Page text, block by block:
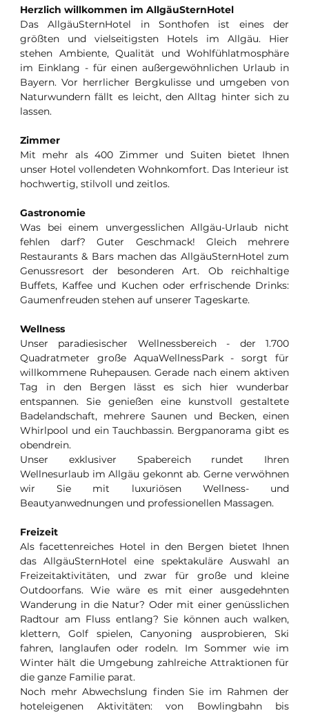
Herzlich willkommen im AllgäuSternHotel
Das AllgäuSternHotel in Sonthofen ist eines der
größten und vielseitigsten Hotels im Allgäu. Hier
stehen Ambiente, Qualität und Wohlfühlatmosphäre
im Einklang - für einen außergewöhnlichen Urlaub in
Bayern. Vor herrlicher Bergkulisse und umgeben von
Naturwundern fällt es leicht, den Alltag hinter sich zu
lassen.
Zimmer
Mit mehr als 400 Zimmer und Suiten bietet Ihnen
unser Hotel vollendeten Wohnkomfort. Das Interieur ist
hochwertig, stilvoll und zeitlos.
Gastronomie
Was bei einem unvergesslichen Allgäu-Urlaub nicht
fehlen darf? Guter Geschmack! Gleich mehrere
Restaurants & Bars machen das AllgäuSternHotel zum
Genussresort der besonderen Art. Ob reichhaltige
Buffets, Kaffee und Kuchen oder erfrischende Drinks:
Gaumenfreuden stehen auf unserer Tageskarte.
Wellness
Unser paradiesischer Wellnessbereich - der 1.700
Quadratmeter große AquaWellnessPark - sorgt für
willkommene Ruhepausen. Gerade nach einem aktiven
Tag in den Bergen lässt es sich hier wunderbar
entspannen. Sie genießen eine kunstvoll gestaltete
Badelandschaft, mehrere Saunen und Becken, einen
Whirlpool und ein Tauchbassin. Bergpanorama gibt es
obendrein.
Unser exklusiver Spabereich rundet Ihren
Wellnesurlaub im Allgäu gekonnt ab. Gerne verwöhnen
wir Sie mit luxuriösen Wellness- und
Beautyanwednungen und professionellen Massagen.
Freizeit
Als facettenreiches Hotel in den Bergen bietet Ihnen
das AllgäuSternHotel eine spektakuläre Auswahl an
Freizeitaktivitäten, und zwar für große und kleine
Outdoorfans. Wie wäre es mit einer ausgedehnten
Wanderung in die Natur? Oder mit einer genüsslichen
Radtour am Fluss entlang? Sie können auch walken,
klettern, Golf spielen, Canyoning ausprobieren, Ski
fahren, langlaufen oder rodeln. Im Sommer wie im
Winter hält die Umgebung zahlreiche Attraktionen für
die ganze Familie parat.
Noch mehr Abwechslung finden Sie im Rahmen der
hoteleigenen Aktivitäten: von Bowlingbahn bis